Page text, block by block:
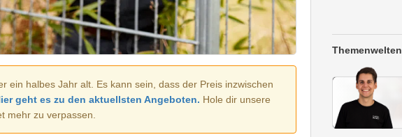
ein halbes Jahr alt. Es kann sein, dass der Preis inzwischen
geht es zu den aktuellsten Angeboten. Hole dir unsere
mehr zu verpassen.
Themenwelten